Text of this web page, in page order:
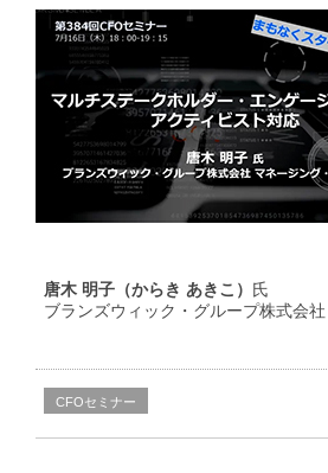
唐木 明子（からき あきこ） 氏
ブランズウィック・グループ株式会
CFOセミナー